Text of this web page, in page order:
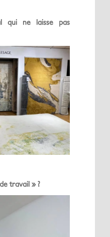
qui ne laisse pas
travail » ?